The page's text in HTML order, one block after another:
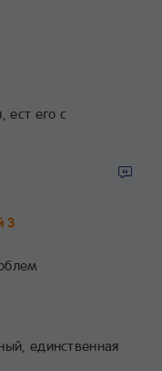
ест его с
3
единственная